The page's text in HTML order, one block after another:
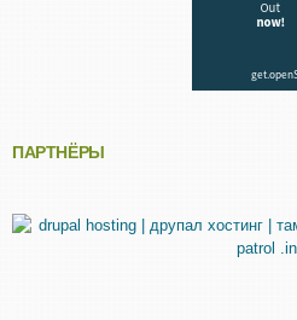
ПАРТНЁРЫ